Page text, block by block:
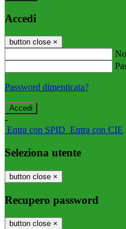
Accedi
button close ×
Password dimenticata?
-
Entra con SPID Entra con CIE
Seleziona utente
button close ×
Recupero password
button close ×